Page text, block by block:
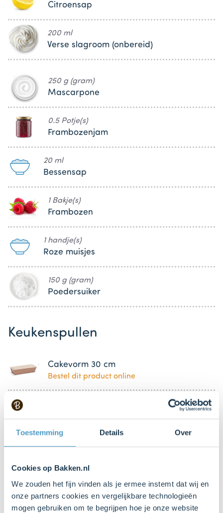
Toestemming Details Over
Cookies op Bakken.nl
We zouden het fijn vinden als je ermee instemt dat wij en
onze partners cookies en vergelijkbare technologieën
mogen gebruiken om te begrijpen hoe je onze website
Citroensap
200 ml
Verse slagroom (onbereid)
250 g (gram)
Mascarpone
0.5 Potje(s)
Frambozenjam
20 ml
Bessensap
1 Bakje(s)
Frambozen
1 handje(s)
Roze muisjes
150 g (gram)
Poedersuiker
Keukenspullen
Cakevorm 30 cm
Bestel dit product online
Bloem om te bestuiven
Mengkom
Bestel dit product online